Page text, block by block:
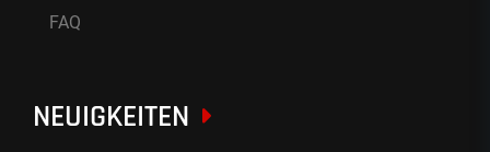
FAQ
NEUIGKEITEN